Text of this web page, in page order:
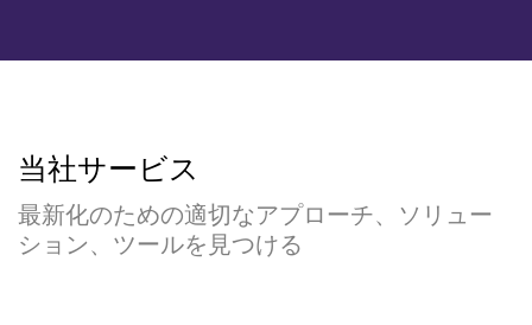
当社サービス
最新化のための適切なアプローチ、ソリュー
ション、ツールを見つける